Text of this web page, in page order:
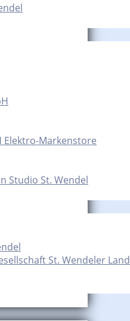
Elektro-Markenstore
Studio St. Wendel
St. Wendeler Land